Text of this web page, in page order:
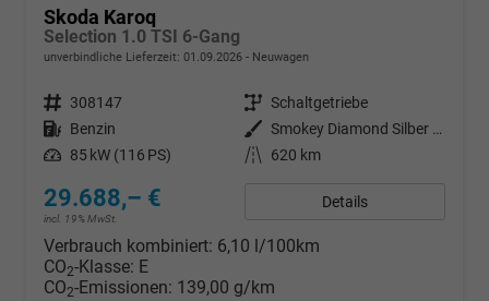
Skoda Karoq
Selection 1.0 TSI 6-Gang
unverbindliche Lieferzeit: 01.09.2026 Neuwagen
Fahrzeugnr. 308147 Getriebe Schaltgetriebe
Kraftstoff Benzin Außenfarbe
Smokey Diamond Silber Metallic
Leistung 85 kW (116 PS) Kilometerstand 620 km
29.688,– €
incl. 19% MwSt.
Details
Verbrauch kombiniert: 6,10 l/100km
CO2-Klasse: E
CO2-Emissionen: 139,00 g/km